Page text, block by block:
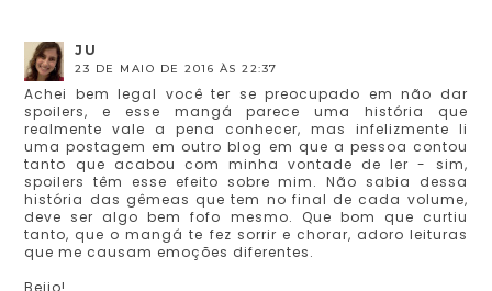
JU
23 DE MAIO DE 2016 ÀS 22:37
Achei bem legal você ter se preocupado em não dar
spoilers, e esse mangá parece uma história que
realmente vale a pena conhecer, mas infelizmente li
uma postagem em outro blog em que a pessoa contou
tanto que acabou com minha vontade de ler - sim,
spoilers têm esse efeito sobre mim. Não sabia dessa
história das gêmeas que tem no final de cada volume,
deve ser algo bem fofo mesmo. Que bom que curtiu
tanto, que o mangá te fez sorrir e chorar, adoro leituras
que me causam emoções diferentes.
Beijo!